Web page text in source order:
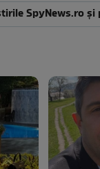
SpyNews.ro și